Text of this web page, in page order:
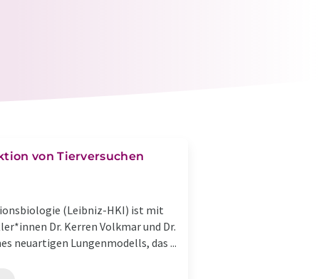
von Tierversuchen
(Leibniz-HKI) ist mit
Dr. Kerren Volkmar und Dr.
neuartigen Lungenmodells, das ...